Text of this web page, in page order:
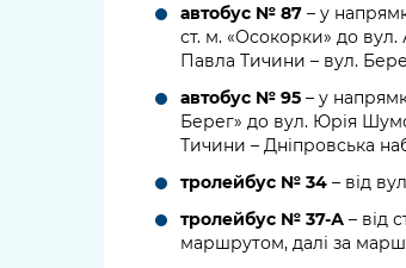
автобус № 87 – у
ст. м. «Осокорки» до
Павла Тичини – вул.
автобус № 95 – у
Берег» до вул. Юрія
Тичини – Дніпровська
тролейбус № 34 – від
тролейбус № 37-А – від
маршрутом, далі за